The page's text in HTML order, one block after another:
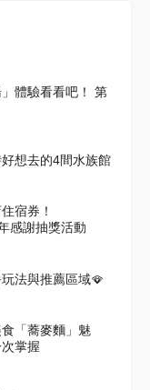
體驗看看吧！ 第
想去的4間水族館
宿券！
感謝抽獎活動
法與推薦區域🪭
「蕎麥麵」魅
掌握